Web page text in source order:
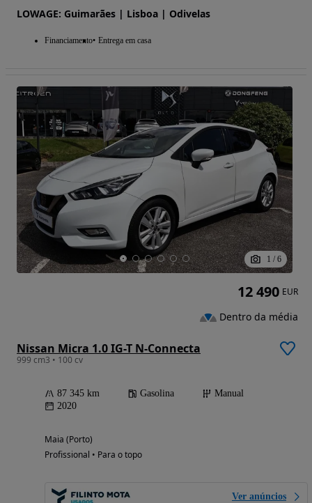
LOWAGE: Guimarães | Lisboa | Odivelas
Financiamento Entrega em casa
1 / 6
Nissan Micra 1.0 IG-T N-Connecta
999 cm3 • 100 cv
87 345 km Gasolina
Manual
2020
Maia (Porto)
Profissional • Para o topo
Ver anúncios
12 490 EUR
Dentro da média